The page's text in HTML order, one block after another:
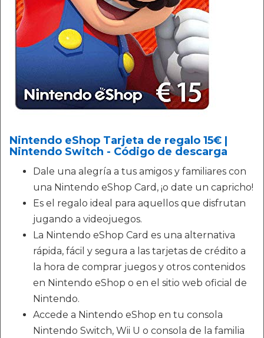
Nintendo eShop Tarjeta de regalo 15€ |
Nintendo Switch - Código de descarga
Dale una alegría a tus amigos y familiares con
una Nintendo eShop Card, ¡o date un capricho!
Es el regalo ideal para aquellos que disfrutan
jugando a videojuegos.
La Nintendo eShop Card es una alternativa
rápida, fácil y segura a las tarjetas de crédito a
la hora de comprar juegos y otros contenidos
en Nintendo eShop o en el sitio web oficial de
Nintendo.
Accede a Nintendo eShop en tu consola
Nintendo Switch, Wii U o consola de la familia